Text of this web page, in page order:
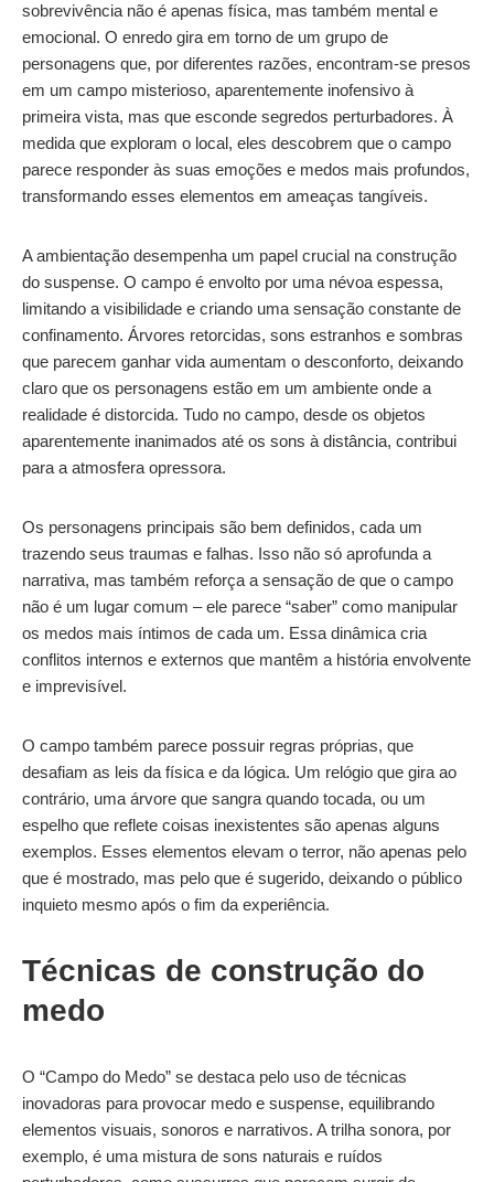
sobrevivência não é apenas física, mas também mental e
emocional. O enredo gira em torno de um grupo de
personagens que, por diferentes razões, encontram-se presos
em um campo misterioso, aparentemente inofensivo à
primeira vista, mas que esconde segredos perturbadores. À
medida que exploram o local, eles descobrem que o campo
parece responder às suas emoções e medos mais profundos,
transformando esses elementos em ameaças tangíveis.
A ambientação desempenha um papel crucial na construção
do suspense. O campo é envolto por uma névoa espessa,
limitando a visibilidade e criando uma sensação constante de
confinamento. Árvores retorcidas, sons estranhos e sombras
que parecem ganhar vida aumentam o desconforto, deixando
claro que os personagens estão em um ambiente onde a
realidade é distorcida. Tudo no campo, desde os objetos
aparentemente inanimados até os sons à distância, contribui
para a atmosfera opressora.
Os personagens principais são bem definidos, cada um
trazendo seus traumas e falhas. Isso não só aprofunda a
narrativa, mas também reforça a sensação de que o campo
não é um lugar comum – ele parece “saber” como manipular
os medos mais íntimos de cada um. Essa dinâmica cria
conflitos internos e externos que mantêm a história envolvente
e imprevisível.
O campo também parece possuir regras próprias, que
desafiam as leis da física e da lógica. Um relógio que gira ao
contrário, uma árvore que sangra quando tocada, ou um
espelho que reflete coisas inexistentes são apenas alguns
exemplos. Esses elementos elevam o terror, não apenas pelo
que é mostrado, mas pelo que é sugerido, deixando o público
inquieto mesmo após o fim da experiência.
Técnicas de construção do
medo
O “Campo do Medo” se destaca pelo uso de técnicas
inovadoras para provocar medo e suspense, equilibrando
elementos visuais, sonoros e narrativos. A trilha sonora, por
exemplo, é uma mistura de sons naturais e ruídos